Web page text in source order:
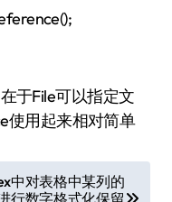
于File可以指定文
使用起来相对简单
中对表格中某列的
行数字格式化保留